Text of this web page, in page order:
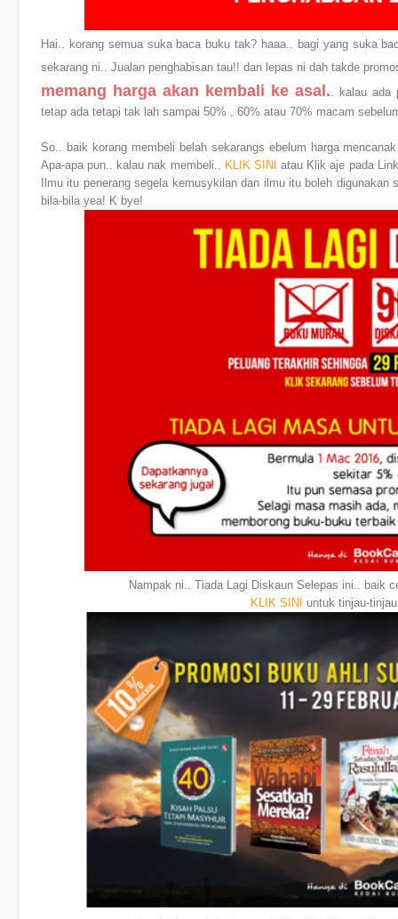
Hai.. korang semua suka baca buku tak? haaa.. bagi yang suka
sekarang ni.. Jualan penghabisan tau!! dan lepas ni dah takde
memang harga akan kembali ke asal.. kalau ada
tetap ada tetapi tak lah sampai 50% , 60% atau 70% macam
So.. baik korang membeli belah sekarangs ebelum harga
Apa-apa pun.. kalau nak membeli.. KLIK SINI atau Klik aje pada
Ilmu itu penerang segela kemusykilan dan ilmu itu boleh
bila-bila yea! K bye!
Nampak ni.. Tiada Lagi Diskaun Selepas ini.. baik
KLIK SINI
untuk tinjau-